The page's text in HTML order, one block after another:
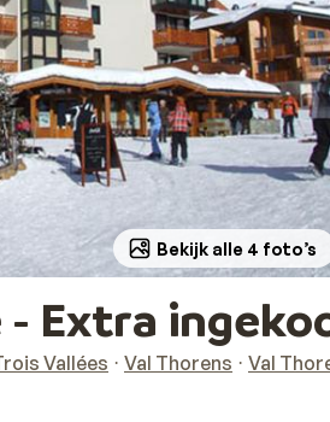
Bekijk alle 4 foto’s
- Extra
Vallées Val Thorens Val